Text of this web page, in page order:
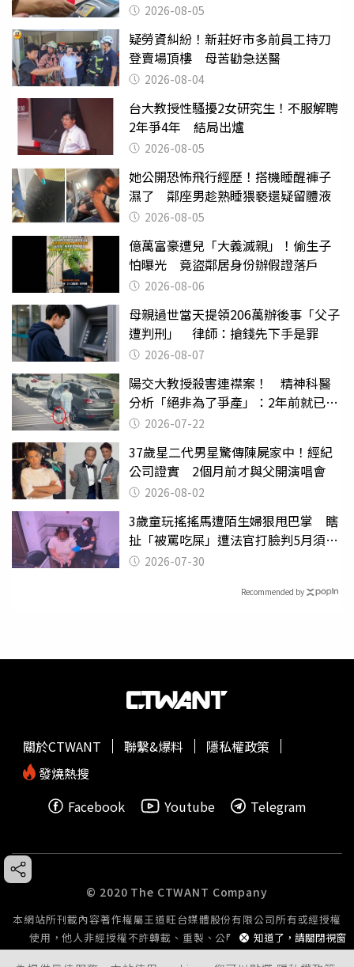
2026-08-05
疑勞資糾紛！新莊好市多前員工持刀
登賣場頂樓 母苦勸急送醫
2026-08-04
台大教授性騷擾2女研究生！不服解聘
2年爭4年 結局出爐
2026-08-05
她公開恐怖飛行經歷！搭機睡醒褲子
濕了 鄰座男趁熟睡猥褻還疑留體液
2026-08-05
億萬富豪遭兒「大義滅親」！偷生子
怕曝光 竟盜鄰居身份辦假證落戶
2026-08-06
母親過世當天提領206萬辦後事「父子
遭判刑」 律師：搶錢先下手是罪
2026-08-07
陽交大教授殺害連襟案！ 精神科醫
分析「絕非為了爭產」：2年前就已言
行詭異
2026-07-22
37歲星二代男星驚傳陳屍家中！經紀
公司證實 2個月前才與父開演唱會
2026-08-02
3歲童玩搖搖馬遭陌生婦狠甩巴掌 瞎
扯「被罵吃屎」遭法官打臉判5月須入
監 2026-07-30
Recommended by
知道了，請關閉視窗
關於CTWANT 聯繫&爆料
隱私權政策
發燒熱搜
Facebook
Youtube Telegram
© 2020 The CTWANT Company
本網站所刊載內容著作權屬王道旺台媒體股份有限公司所有或經授權
使用，他人非經授權不許轉載、重製、公開播送或公開傳輸。